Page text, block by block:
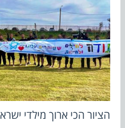
הציור הכי ארוך מילדי